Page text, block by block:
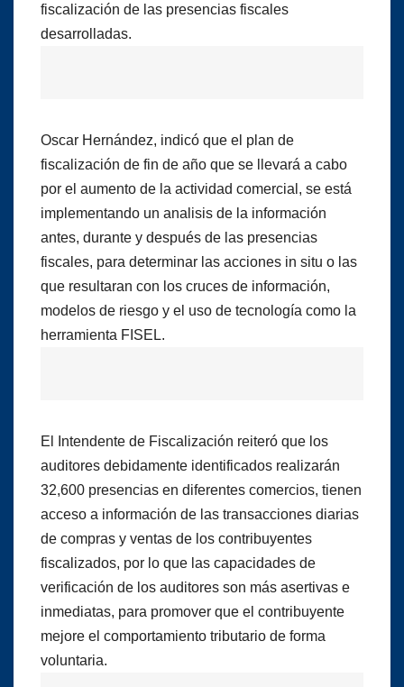
fiscalización de las presencias fiscales
desarrolladas.
Oscar Hernández, indicó que el plan de
fiscalización de fin de año que se llevará a cabo
por el aumento de la actividad comercial, se está
implementando un analisis de la información
antes, durante y después de las presencias
fiscales, para determinar las acciones in situ o las
que resultaran con los cruces de información,
modelos de riesgo y el uso de tecnología como la
herramienta FISEL.
El Intendente de Fiscalización reiteró que los
auditores debidamente identificados realizarán
32,600 presencias en diferentes comercios, tienen
acceso a información de las transacciones diarias
de compras y ventas de los contribuyentes
fiscalizados, por lo que las capacidades de
verificación de los auditores son más asertivas e
inmediatas, para promover que el contribuyente
mejore el comportamiento tributario de forma
voluntaria.